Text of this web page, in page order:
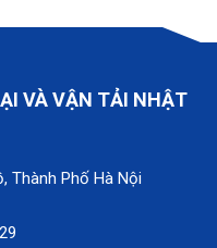
VÀ VẬN TẢI NHẬT
Thành Phố Hà Nội